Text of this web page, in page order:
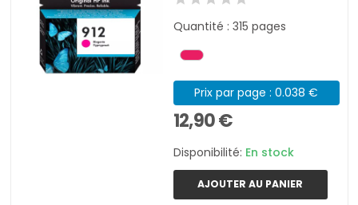
Quantité : 315 pages
Prix par page : 0.038 €
12,90 €
Disponibilité: En stock
AJOUTER AU PANIER